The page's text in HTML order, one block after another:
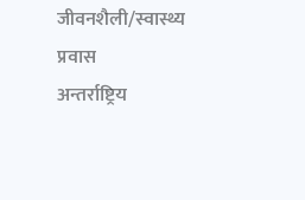
जीवनशैली/स्वास्थ्य
प्रवास
अन्तर्राष्ट्रिय